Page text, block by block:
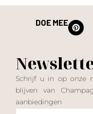
DOE MEE
Schrijf u in op onze
blijven van
aanbiedingen